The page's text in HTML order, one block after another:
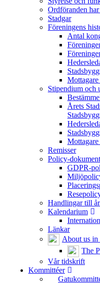
Ordföranden
Stadgar
Föreningens
Antal
Stipendium och
Årets
Remisser
Policy-dokument
GDPR-
Handlingar till
Kalendarium
Länkar
About us in
The
Vår tidskrift
Kommittéer